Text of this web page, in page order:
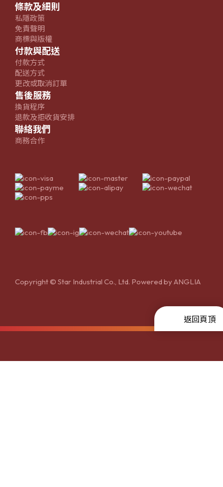
條款及細則
私隱政策
免責聲明
商標與版權
付款與配送
付款方式
配送方式
更改或取消訂單
售後服務
換貨程序
退款及拒收貨安排
聯絡我們
商務合作
Copyright © Star Industrial Co., Ltd. Powered byANGLIA
返回頁頂